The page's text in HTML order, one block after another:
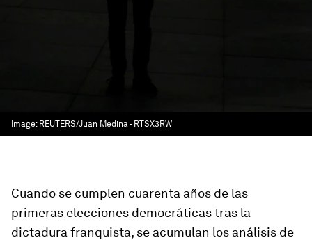
Image: REUTERS/Juan Medina - RTSX3RW
Cuando se cumplen cuarenta años de las
primeras elecciones democráticas tras la
dictadura franquista, se acumulan los análisis de